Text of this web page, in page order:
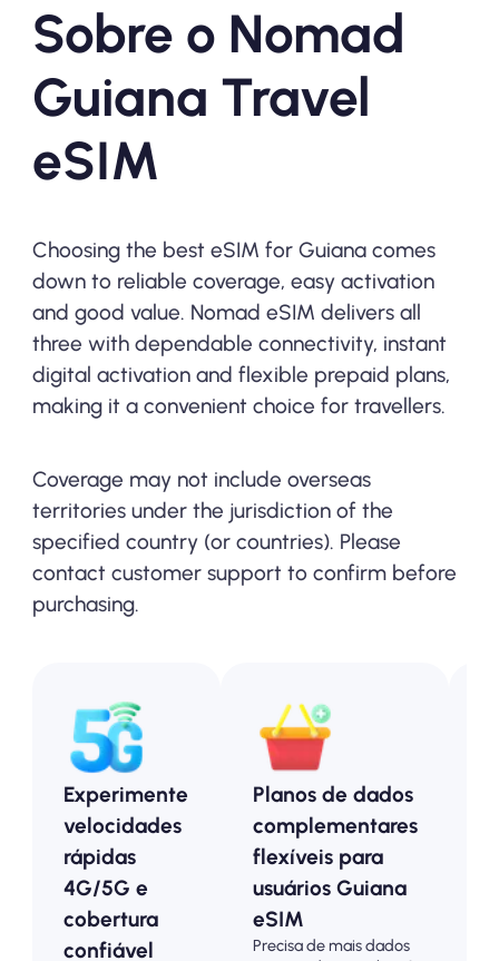
Sobre o Nomad
Guiana Travel
eSIM
Choosing the best eSIM for Guiana comes
down to reliable coverage, easy activation
and good value. Nomad eSIM delivers all
three with dependable connectivity, instant
digital activation and flexible prepaid plans,
making it a convenient choice for travellers.
Coverage may not include overseas
territories under the jurisdiction of the
specified country (or countries). Please
contact customer support to confirm before
purchasing.
Experimente
velocidades
rápidas
4G/5G e
cobertura
confiável
Planos de dados
complementares
flexíveis para
usuários Guiana
eSIM
Precisa de mais dados